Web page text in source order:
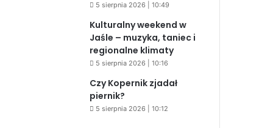
5 sierpnia 2026 | 10:49
Kulturalny weekend w
Jaśle – muzyka, taniec i
regionalne klimaty
5 sierpnia 2026 | 10:16
Czy Kopernik zjadał
piernik?
5 sierpnia 2026 | 10:12